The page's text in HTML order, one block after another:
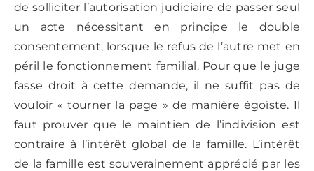
de solliciter l’autorisation judiciaire de passer seul
un acte nécessitant en principe le double
consentement, lorsque le refus de l’autre met en
péril le fonctionnement familial. Pour que le juge
fasse droit à cette demande, il ne suffit pas de
vouloir « tourner la page » de manière égoïste. Il
faut prouver que le maintien de l’indivision est
contraire à l’intérêt global de la famille. L’intérêt
de la famille est souverainement apprécié par les